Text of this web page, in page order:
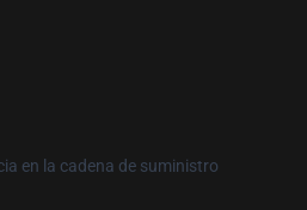
en la cadena de suministro